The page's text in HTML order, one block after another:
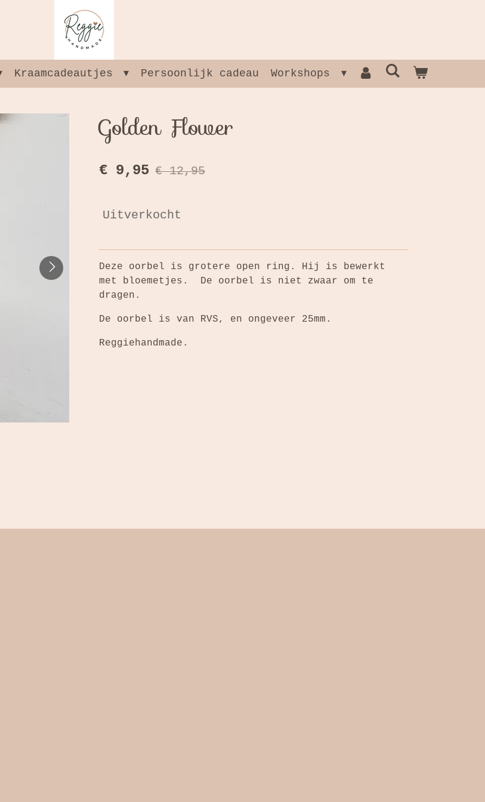
Kraamcadeautjes Persoonlijk cadeau Workshops
Golden Flower
€ 9,95 € 12,95
Uitverkocht
Deze oorbel is grotere open ring. Hij is bewerkt
met bloemetjes. De oorbel is niet zwaar om te
dragen.
De oorbel is van RVS, en ongeveer 25mm.
Reggiehandmade.